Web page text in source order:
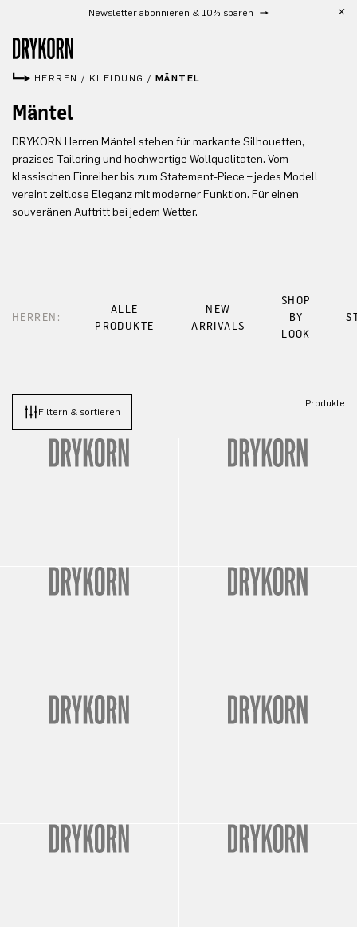
Zum Hauptinhalt springenNewsletter abonnieren & 10% sparen
HERREN / KLEIDUNG / MÄNTEL
Mäntel
DRYKORN Herren Mäntel stehen für markante Silhouetten,
präzises Tailoring und hochwertige Wollqualitäten. Vom
klassischen Einreiher bis zum Statement-Piece – jedes Modell
vereint zeitlose Eleganz mit moderner Funktion. Für einen
souveränen Auftritt bei jedem Wetter.
HERREN:
ALLE
PRODUKTE
NEW
ARRIVALS
SHOP
BY
LOOK
Filtern & sortieren
Produkte